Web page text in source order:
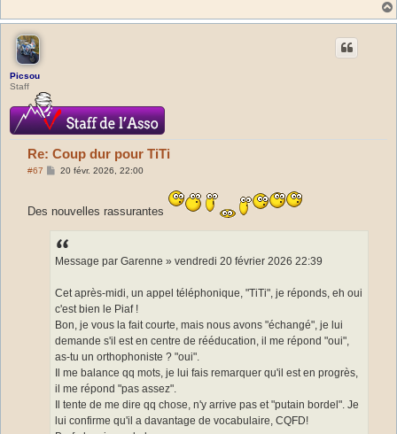
Picsou
Staff
Re: Coup dur pour TiTi
#67
M
a
20 févr. 2026, 22:00
Des nouvelles rassurantes
Message par Garenne » vendredi 20 février 2026 22:39
Cet après-midi, un appel téléphonique, "TiTi", je réponds, eh oui
c'est bien le Piaf !
Bon, je vous la fait courte, mais nous avons "échangé", je lui
demande s'il est en centre de rééducation, il me répond "oui",
as-tu un orthophoniste ? "oui".
Il me balance qq mots, je lui fais remarquer qu'il est en progrès,
il me répond "pas assez".
Il tente de me dire qq chose, n'y arrive pas et "putain bordel". Je
lui confirme qu'il a davantage de vocabulaire, CQFD!